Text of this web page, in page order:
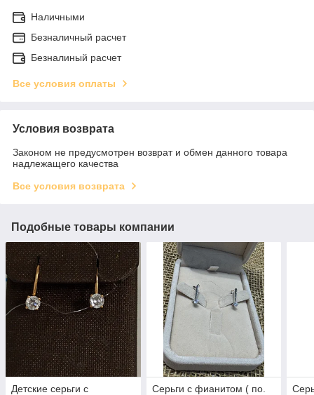
Наличными
Безналичный расчет
Безналиный расчет
Все условия оплаты
Условия возврата
Законом не предусмотрен возврат и обмен данного товара
надлежащего качества
Все условия возврата
Подобные товары компании
Детские серьги с
Серьги с фианитом ( по.